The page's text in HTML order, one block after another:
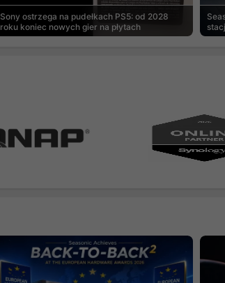
Sony ostrzega na pudełkach PS5: od 2028
roku koniec nowych gier na płytach